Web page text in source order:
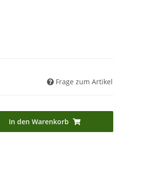
Frage zum Artikel
In den Warenkorb